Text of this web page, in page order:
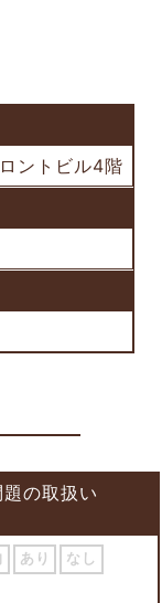
ントビル4階
の取扱い
あり
なし